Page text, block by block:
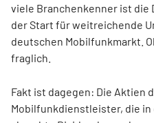
viele Branchenkenner ist die
der Start für weitreichende
deutschen Mobilfunkmarkt.
fraglich.
Fakt ist dagegen: Die Aktien
Mobilfunkdienstleister, die